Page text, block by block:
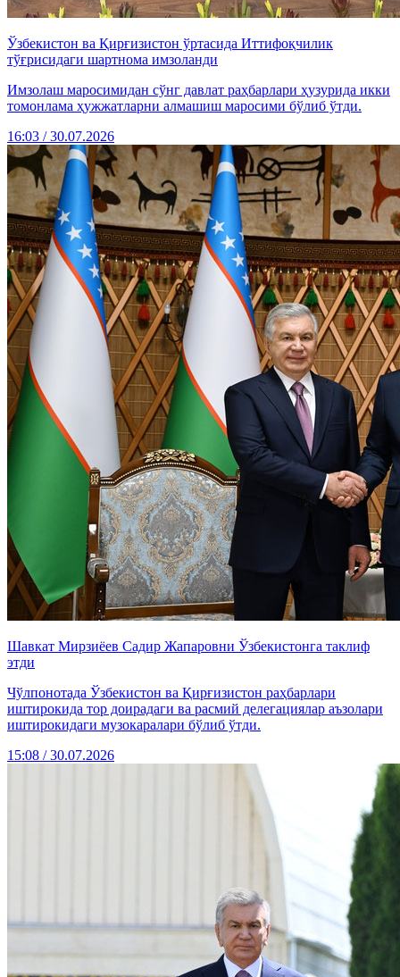
Ўзбекистон ва Қирғизистон ўртасида Иттифоқчилик
тўғрисидаги шартнома имзоланди
Имзолаш маросимидан сўнг давлат раҳбарлари ҳузурида икки
томонлама ҳужжатларни алмашиш маросими бўлиб ўтди.
16:03 / 30.07.2026
Шавкат Мирзиёев Садир Жапаровни Ўзбекистонга таклиф
этди
Чўлпонотада Ўзбекистон ва Қирғизистон раҳбарлари
иштирокида тор доирадаги ва расмий делегациялар аъзолари
иштирокидаги музокаралари бўлиб ўтди.
15:08 / 30.07.2026